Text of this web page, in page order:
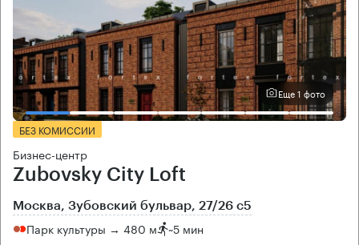
Еще 1 фото
БЕЗ КОМИССИИ
Бизнес-центр
Zubovsky City Loft
Москва, Зубовский бульвар, 27/26 с5
Парк культуры → 480 м ~5 мин